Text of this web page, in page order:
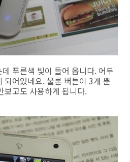
푸른색 빛이 들어 옵니다. 어두
되어있네요. 물론 버튼이 3개 뿐
보고도 사용하게 됩니다.